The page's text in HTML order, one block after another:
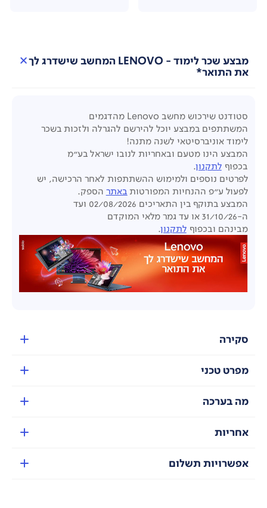
מבצע שכר לימוד - LENOVO המחשב שישדרג לך
את התואר*
סטודנט שירכוש מחשב Lenovo מהדגמים
המשתתפים במבצע יוכל להירשם להגרלה ולזכות בשכר
לימוד אוניברסיטאי לשנה מתנה!
המבצע הינו מטעם ובאחריות לנובו ישראל בע"מ
בכפוף לתקנון.
לפרטים נוספים ולמימוש ההשתתפות לאחר הרכישה, יש
לפעול ע"פ ההנחיות המפורטות באתר הספק.
המבצע בתוקף בין התאריכים 02/08/2026 ועד
ה-31/10/26
או עד גמר מלאי המוקדם
מבינהם ובכפוף לתקנון.
סקירה
מפרט טכני
מה בערכה
אחריות
אפשרויות תשלום